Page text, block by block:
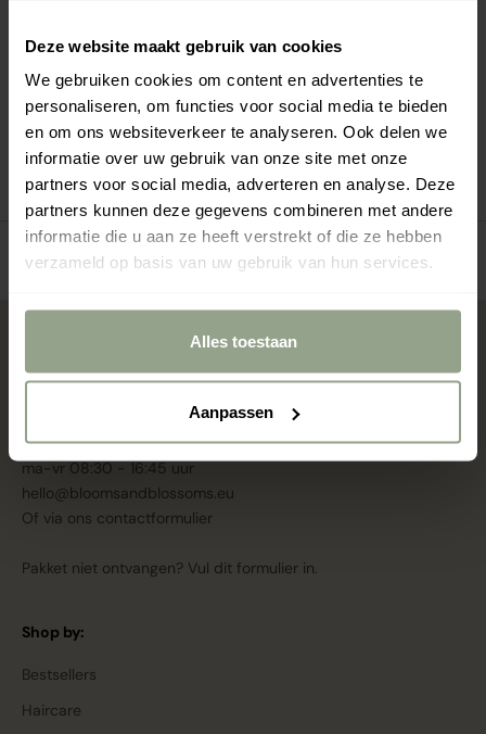
Deze website maakt gebruik van cookies
We gebruiken cookies om content en advertenties te
personaliseren, om functies voor social media te bieden
en om ons websiteverkeer te analyseren. Ook delen we
informatie over uw gebruik van onze site met onze
partners voor social media, adverteren en analyse. Deze
partners kunnen deze gegevens combineren met andere
informatie die u aan ze heeft verstrekt of die ze hebben
verzameld op basis van uw gebruik van hun services.
Alles toestaan
Aanpassen
hydrateren, ontklitten en reinigen in één hoofdhuid-
Gebruik
Ingrediënten
Ondersteuning en advies via:
088-6063800
ma-vr 08:30 - 16:45 uur
hello@bloomsandblossoms.eu
Of via ons contactformulier
Pakket niet ontvangen? Vul dit formulier in.
Shop by:
Bestsellers
Haircare